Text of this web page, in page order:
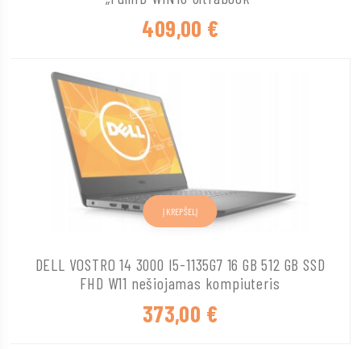
409,00 €
DELL VOSTRO 14 3000 I5-1135G7 16 GB 512 GB SSD
FHD W11 nešiojamas kompiuteris
373,00 €
Į KREPŠELĮ